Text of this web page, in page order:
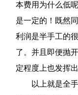
本费用为什么低
是一定的！既然
利润是半手工的
了。并且即便抛
定程度上也发挥
以上就是全